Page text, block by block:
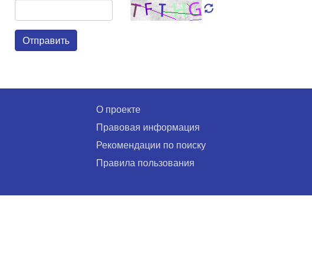
Отправить
О проекте
Правовая информация
Рекомендации по поиску
Правила пользования